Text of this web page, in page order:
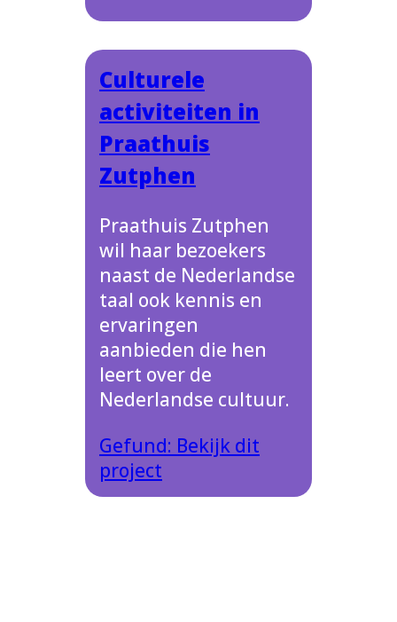
Culturele
activiteiten in
Praathuis
Zutphen
Praathuis Zutphen
wil haar bezoekers
naast de Nederlandse
taal ook kennis en
ervaringen
aanbieden die hen
leert over de
Nederlandse cultuur.
Gefund: Bekijk dit
project